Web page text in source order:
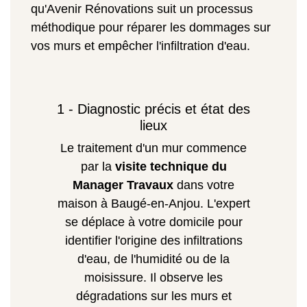
qu'Avenir Rénovations suit un processus
méthodique pour réparer les dommages sur
vos murs et empêcher l'infiltration d'eau.
1 - Diagnostic précis et état des
lieux
Le traitement d'un mur commence
par la visite technique du
Manager Travaux dans votre
maison à Baugé-en-Anjou. L'expert
se déplace à votre domicile pour
identifier l'origine des infiltrations
d'eau, de l'humidité ou de la
moisissure. Il observe les
dégradations sur les murs et